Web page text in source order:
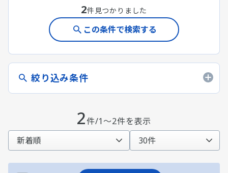
2件見つかりました
この条件で検索する
絞り込み条件
2件/1～2件を表示